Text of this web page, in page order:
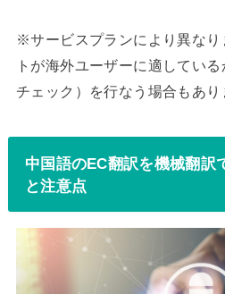
※サービスプランにより異なり
トが海外ユーザーに適してい
チェック）を行なう場合もあり
中国語のEC翻訳を機械翻訳
と注意点